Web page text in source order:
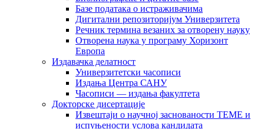
Базе података о истраживачима
Дигитални репозиторијум Универзитета
Рeчник термина везаних за отворену науку
Отворена наука у програму Хоризонт
Европа
Издавачка делатност
Универзитетски часописи
Издања Центра САНУ
Часописи — издања факултета
Докторске дисертације
Извештаји о научној заснованости ТЕМЕ и
испуњености услова кандидата